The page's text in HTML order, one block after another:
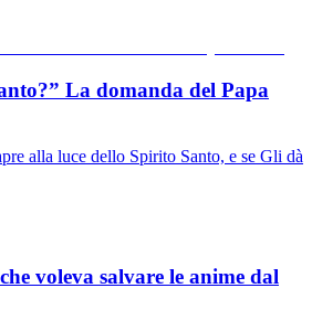
La domanda del Papa
alla luce dello Spirito Santo, e se Gli dà
voleva salvare le anime dal